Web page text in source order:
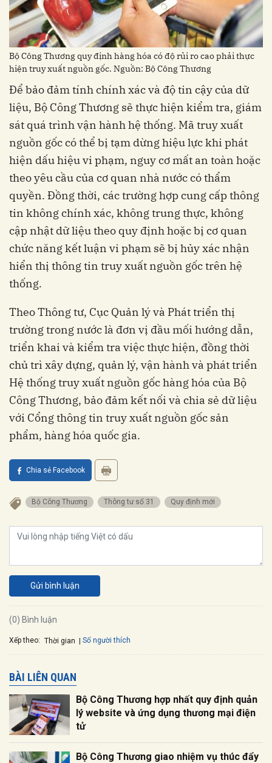
Bộ Công Thương quy định hàng hóa có độ rủi ro cao phải thực
hiện truy xuất nguồn gốc. Nguồn: Bộ Công Thương
Để bảo đảm tính chính xác và độ tin cậy của dữ
liệu, Bộ Công Thương sẽ thực hiện kiểm tra, giám
sát quá trình vận hành hệ thống. Mã truy xuất
nguồn gốc có thể bị tạm dừng hiệu lực khi phát
hiện dấu hiệu vi phạm, nguy cơ mất an toàn hoặc
theo yêu cầu của cơ quan nhà nước có thẩm
quyền. Đồng thời, các trường hợp cung cấp thông
tin không chính xác, không trung thực, không
cập nhật dữ liệu theo quy định hoặc bị cơ quan
chức năng kết luận vi phạm sẽ bị hủy xác nhận
hiển thị thông tin truy xuất nguồn gốc trên hệ
thống.
Theo Thông tư, Cục Quản lý và Phát triển thị
trường trong nước là đơn vị đầu mối hướng dẫn,
triển khai và kiểm tra việc thực hiện, đồng thời
chủ trì xây dựng, quản lý, vận hành và phát triển
Hệ thống truy xuất nguồn gốc hàng hóa của Bộ
Công Thương, bảo đảm kết nối và chia sẻ dữ liệu
với Cổng thông tin truy xuất nguồn gốc sản
phẩm, hàng hóa quốc gia.
Chia sẻ Facebook
Bộ Công Thương Thông tư số 31 Quy định mới
Gửi bình luận
(0) Bình luận
Xếp theo: Thời gian Số người thích
BÀI LIÊN QUAN
Bộ Công Thương hợp nhất quy định quản
lý website và ứng dụng thương mại điện
tử
Bộ Công Thương giao nhiệm vụ thúc đẩy